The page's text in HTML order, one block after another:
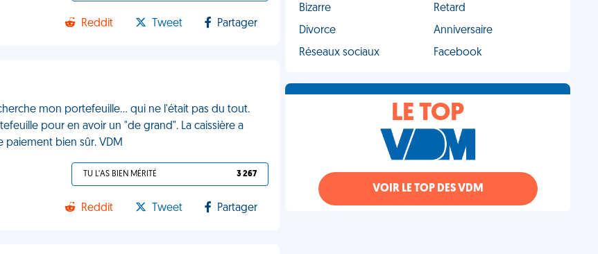
Reddit Tweet Partager
mon portefeuille... qui ne l'était pas du tout.
pour en avoir un "de grand". La caissière a
paiement bien sûr. VDM
TU L'AS BIEN MÉRITÉ 3 267
Reddit Tweet Partager
Bizarre
Retard
Divorce
Anniversaire
Réseaux sociaux
Facebook
LE TOP
VOIR LE TOP DES VDM